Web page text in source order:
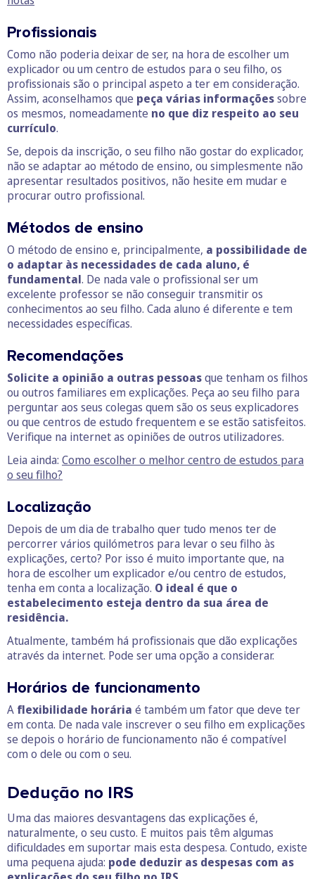
Profissionais
Como não poderia deixar de ser, na hora de escolher um
explicador ou um centro de estudos para o seu filho, os
profissionais são o principal aspeto a ter em consideração.
Assim, aconselhamos que peça várias informaçõessobre
os mesmos, nomeadamente no que diz respeito ao seu
currículo.
Se, depois da inscrição, o seu filho não gostar do explicador,
não se adaptar ao método de ensino, ou simplesmente não
apresentar resultados positivos, não hesite em mudar e
procurar outro profissional.
Métodos de ensino
O método de ensino e, principalmente, a possibilidade de
o adaptar às necessidades de cada aluno, é
fundamental. De nada vale o profissional ser um
excelente professor se não conseguir transmitir os
conhecimentos ao seu filho. Cada aluno é diferente e tem
necessidades específicas.
Recomendações
Solicite a opinião a outras pessoasque tenham os filhos
ou outros familiares em explicações. Peça ao seu filho para
perguntar aos seus colegas quem são os seus explicadores
ou que centros de estudo frequentem e se estão satisfeitos.
Verifique na internet as opiniões de outros utilizadores.
Leia ainda: Como escolher o melhor centro de estudos para
o seu filho?
Localização
Depois de um dia de trabalho quer tudo menos ter de
percorrer vários quilómetros para levar o seu filho às
explicações, certo? Por isso é muito importante que, na
hora de escolher um explicador e/ou centro de estudos,
tenha em conta a localização. O ideal é que o
estabelecimento esteja dentro da sua área de
residência.
Atualmente, também há profissionais que dão explicações
através da internet. Pode ser uma opção a considerar.
Horários de funcionamento
A flexibilidade horária é também um fator que deve ter
em conta. De nada vale inscrever o seu filho em explicações
se depois o horário de funcionamento não é compatível
com o dele ou com o seu.
Dedução no IRS
Uma das maiores desvantagens das explicações é,
naturalmente, o seu custo. E muitos pais têm algumas
dificuldades em suportar mais esta despesa. Contudo, existe
uma pequena ajuda: pode deduzir as despesas com as